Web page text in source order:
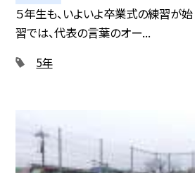
５年生も、いよいよ卒業式の練習が
習では、代表の言葉のオー...
5年